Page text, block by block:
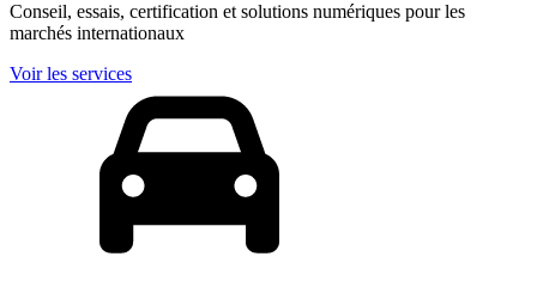
Conseil, essais, certification et solutions numériques pour les
marchés internationaux
Voir les services